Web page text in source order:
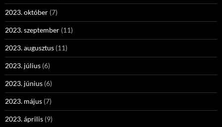
2023. október (7)
2023. szeptember (11)
2023. augusztus (11)
2023. július (6)
2023. június (6)
2023. május (7)
2023. április (9)